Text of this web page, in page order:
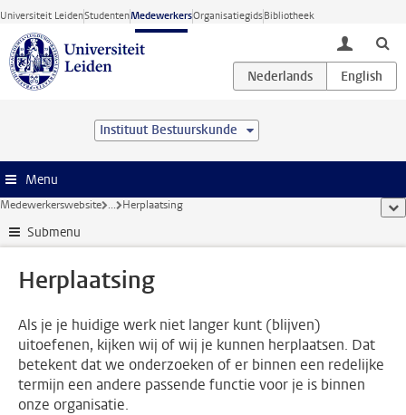
Ga direct naar de inhoud
Universiteit LeidenStudentenMedewerkersOrganisatiegidsBibliotheek
toggle
Instituut Bestuurskunde
Menu
Medewerkerswebsite ... Herplaatsing
Submenu
Herplaatsing
Als je je huidige werk niet langer kunt (blijven)
uitoefenen, kijken wij of wij je kunnen herplaatsen. Dat
betekent dat we onderzoeken of er binnen een redelijke
termijn een andere passende functie voor je is binnen
onze organisatie.